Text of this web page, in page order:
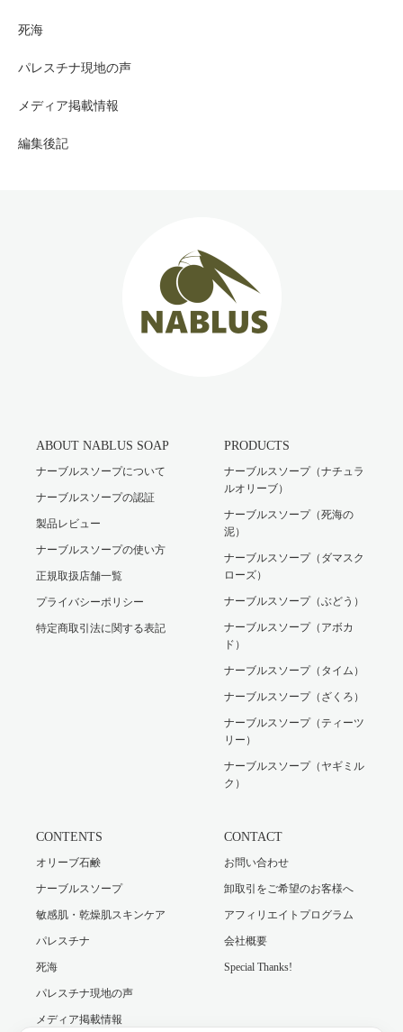
死海
パレスチナ現地の声
メディア掲載情報
編集後記
ABOUT NABLUS SOAP
ナーブルスソープについて
ナーブルスソープの認証
製品レビュー
ナーブルスソープの使い方
正規取扱店舗一覧
プライバシーポリシー
特定商取引法に関する表記
PRODUCTS
ナーブルスソープ（ナチュラ
ルオリーブ）
ナーブルスソープ（死海の
泥）
ナーブルスソープ（ダマスク
ローズ）
ナーブルスソープ（ぶどう）
ナーブルスソープ（アボカ
ド）
ナーブルスソープ（タイム）
ナーブルスソープ（ざくろ）
ナーブルスソープ（ティーツ
リー）
ナーブルスソープ（ヤギミル
ク）
CONTENTS
オリーブ石鹸
ナーブルスソープ
敏感肌・乾燥肌スキンケア
パレスチナ
死海
パレスチナ現地の声
メディア掲載情報
CONTACT
お問い合わせ
卸取引をご希望のお客様へ
アフィリエイトプログラム
会社概要
Special Thanks!